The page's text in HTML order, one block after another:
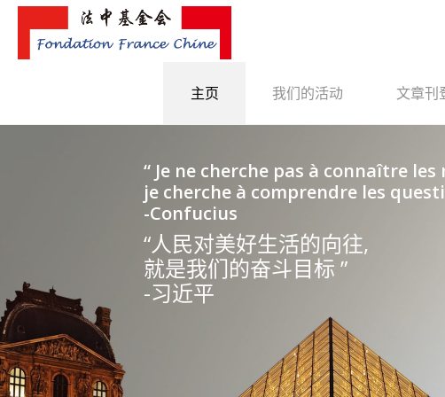
主页 我们的活动 文章刊
“ Je ne cherche pas à connaître les
je cherche à comprendre les
-Confucius
“人民对美好生活的向往,
就是我们的奋斗目标 ”
-习近平